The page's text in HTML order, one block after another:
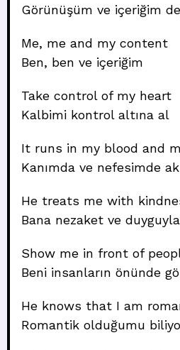
Görünüşüm ve içeriğim
Me, me and my content
Ben, ben ve içeriğim
Take control of my heart
Kalbimi kontrol altına al
It runs in my blood and
Kanımda ve nefesimde
He treats me with
Bana nezaket ve
Show me in front of
Beni insanların önünde
He knows that I am
Romantik olduğumu